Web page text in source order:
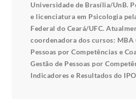
Universidade de Brasília/UnB.
e licenciatura em Psicologia
Federal do Ceará/UFC.
coordenadora dos cursos: MBA
Pessoas por Competências e
Gestão de Pessoas por
Indicadores e Resultados do